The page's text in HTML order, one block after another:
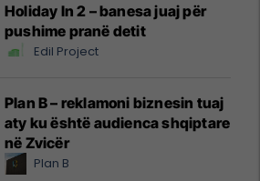
Holiday In 2 – banesa juaj për
pushime pranë detit
Edil Project
Plan B – reklamoni biznesin tuaj
aty ku është audienca shqiptare
në Zvicër
Plan B